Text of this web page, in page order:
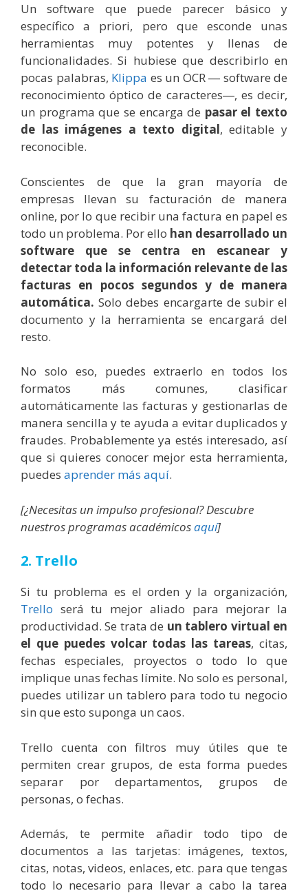
Un software que puede parecer básico y
específico a priori, pero que esconde unas
herramientas muy potentes y llenas de
funcionalidades.Si hubiese que describirlo en
pocas palabras, Klippa es un OCR ― software de
reconocimiento óptico de caracteres―, es decir,
un programa que se encarga de pasar el texto
de las imágenes a texto digital, editable y
reconocible.
Conscientes de que la gran mayoría de
empresas llevan su facturación de manera
online, por lo que recibir una factura en papel es
todo un problema. Por ello han desarrollado un
software que se centra en escanear y
detectar toda la información relevante de las
facturas en pocos segundos y de manera
automática. Solo debes encargarte de subir el
documento y la herramienta se encargará del
resto.
No solo eso, puedes extraerlo en todos los
formatos más comunes, clasificar
automáticamente las facturas y gestionarlas de
manera sencilla y te ayuda a evitar duplicados y
fraudes. Probablemente ya estés interesado, así
que si quieres conocer mejor esta herramienta,
puedes aprender más aquí.
[¿Necesitas un impulso profesional? Descubre
nuestros programas académicosaquí]
2. Trello
Si tu problema es el orden y la organización,
Trello será tu mejor aliado para mejorar la
productividad.Se trata de un tablero virtual en
el que puedes volcar todas las tareas, citas,
fechas especiales, proyectos o todo lo que
implique unas fechas límite. No solo es personal,
puedes utilizar un tablero para todo tu negocio
sin que esto suponga un caos.
Trello cuenta con filtros muy útiles que te
permiten crear grupos, de esta forma puedes
separar por departamentos, grupos de
personas, o fechas.
Además, te permite añadir todo tipo de
documentos a las tarjetas: imágenes, textos,
citas, notas, videos, enlaces, etc. para que tengas
todo lo necesario para llevar a cabo la tarea